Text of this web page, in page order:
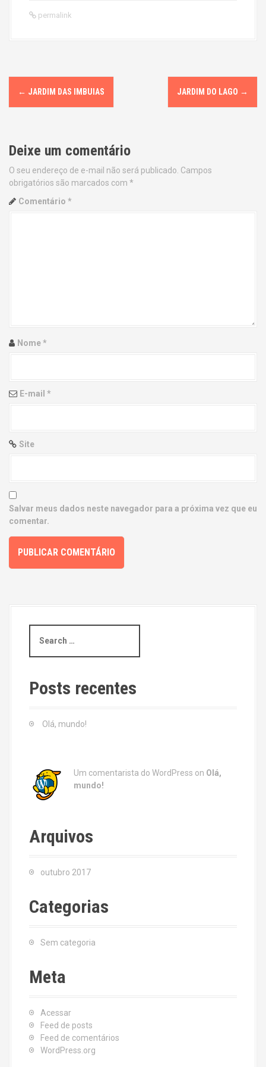
permalink
P
o
t
n
a
i
n
← JARDIM DAS IMBUIAS JARDIM DO LAGO →
Deixe um comentário
O seu endereço de e-mail não será publicado. Campos
obrigatórios são marcados com *
Comentário *
Nome*
E-mail *
Site
Salvar meus dados neste navegador para a próxima vez que eu
comentar.
a
c
h
Posts recentes
Olá, mundo!
Um comentarista do WordPress on Olá,
mundo!
Arquivos
outubro 2017
Categorias
Sem categoria
Meta
Acessar
Feed de posts
Feed de comentários
WordPress.org